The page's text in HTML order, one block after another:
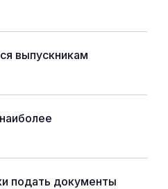
выпускникам
подать документы